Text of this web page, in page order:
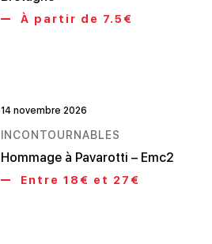
À partir de 7.5€
14 novembre 2026
INCONTOURNABLES
Hommage à Pavarotti – Emc2
Entre 18€ et 27€